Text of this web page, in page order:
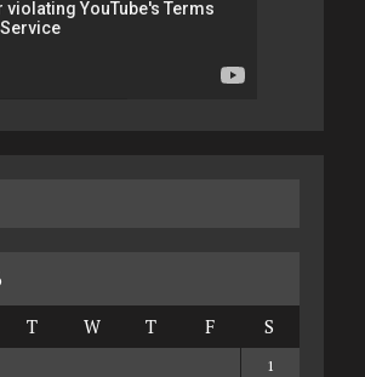
T W T F S
1